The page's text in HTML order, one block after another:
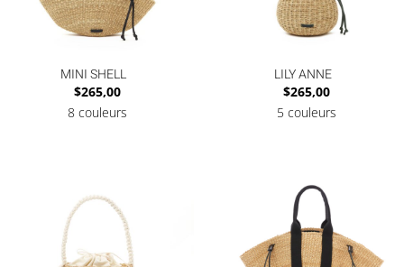
MINI SHELL
$265,00
8 couleurs
LILY ANNE
$265,00
5 couleurs